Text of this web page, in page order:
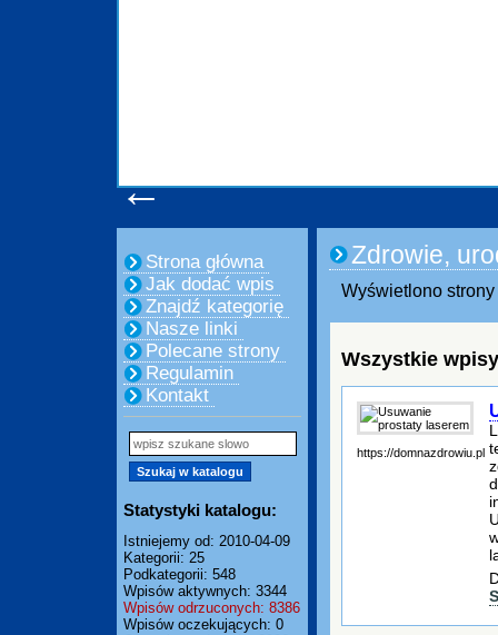
←
Strona główna
Jak dodać wpis
Znajdź kategorię
Nasze linki
Polecane strony
Regulamin
Kontakt
Statystyki katalogu:
Istniejemy od: 2010-04-09
Kategorii: 25
Podkategorii: 548
Wpisów aktywnych: 3344
Wpisów odrzuconych: 8386
Wpisów oczekujących: 0
Zdrowie,
Wyświetlono
Wszystkie
https://domnazdrowiu.pl